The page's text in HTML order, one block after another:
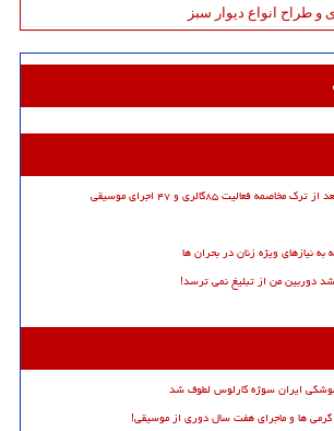
طراح انواع دیوار سبز
فعالیت ۸۵گالری و ۴۷ اجرای موسیقی
نیازهای ویژه زنان در بحران ها
دوربین من از تبلیغ نمی ترسد!
ایران سوژه کارلوس لطوف شد
گرمی ها و ماجرای هفت سال دوری از موسیقی!